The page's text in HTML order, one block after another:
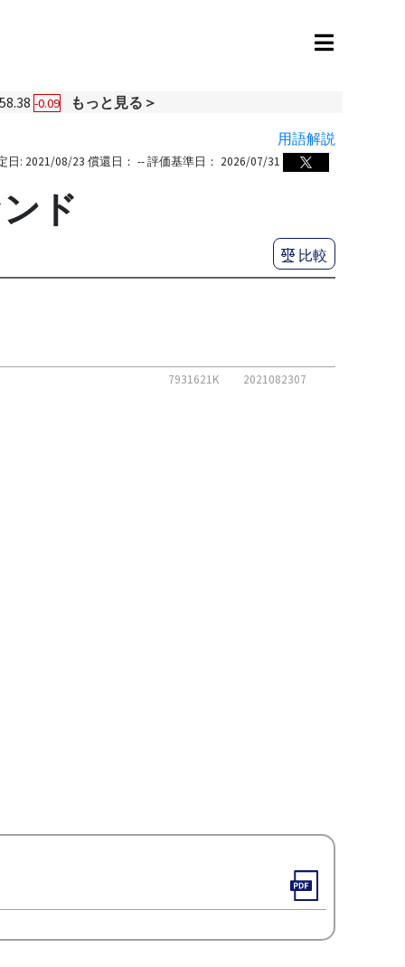
-0.09
もっと見る＞
用語解説
日: 2021/08/23 償還日： -- 評価基準日： 2026/07/31
ド
比較
7931621K 2021082307